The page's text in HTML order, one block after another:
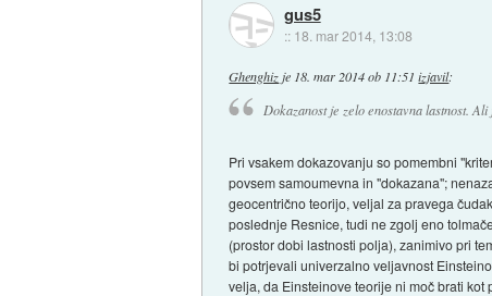
gus5
:: 18. mar 2014, 13:08
Ghenghizje 18. mar 2014 ob 11:51 izjavil:
Dokazanost je zelo enostavna lastnost.
Pri vsakem dokazovanju so pomembni
povsem samoumevna in "dokazana";
geocentrično teorijo, veljal za pravega
poslednje Resnice, tudi ne zgolj eno
(prostor dobi lastnosti polja), zanimivo pri
bi potrjevali univerzalno veljavnost
velja, da Einsteinove teorije ni moč brati